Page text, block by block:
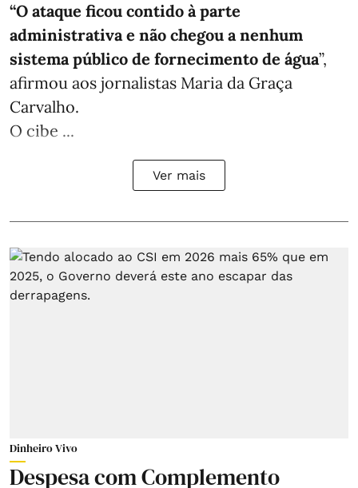
“O ataque ficou contido à parte
administrativa e não chegou a nenhum
sistema público de fornecimento de água”,
afirmou aos jornalistas Maria da Graça
Carvalho.
O cibe ...
Ver mais
Dinheiro Vivo
Despesa com Complemento